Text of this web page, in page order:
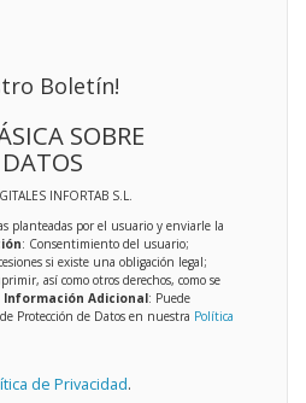
Boletín!
SOBRE
INFORTAB S.L.
planteadas por el usuario y enviarle la
: Consentimiento del usuario;
si existe una obligación legal;
así como otros derechos, como se
Información Adicional: Puede
Protección de Datos en nuestra Política
de Privacidad.